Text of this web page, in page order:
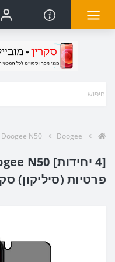
Doogee
Doogee N50
פרטיות (סיליקון)